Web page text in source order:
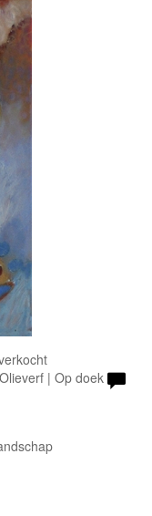
| Op doek